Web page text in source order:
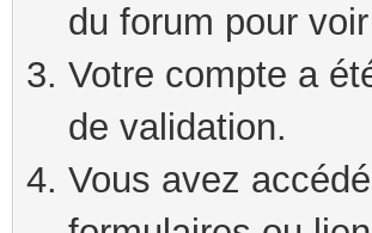
du forum pour
Votre compte a
de validation.
Vous avez